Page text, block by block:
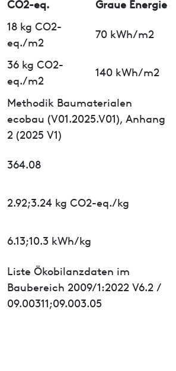
CO2-eq.
Graue Energie
18 kg CO2-
eq./m2
70 kWh/m2
36 kg CO2-
eq./m2
140 kWh/m2
Methodik Baumaterialen
ecobau (V01.2025.V01), Anhang
2 (2025 V1)
364.08
2.92;3.24 kg CO2-eq./kg
6.13;10.3 kWh/kg
Liste Ökobilanzdaten im
Baubereich 2009/1:2022 V6.2 /
09.00311;09.003.05